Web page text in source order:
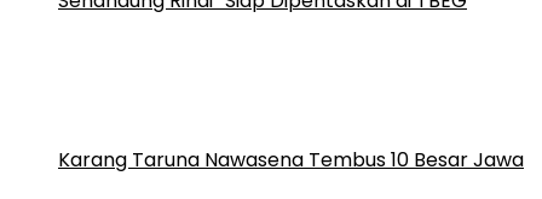
Karang Taruna Nawasena Tembus 10 Besar Jawa